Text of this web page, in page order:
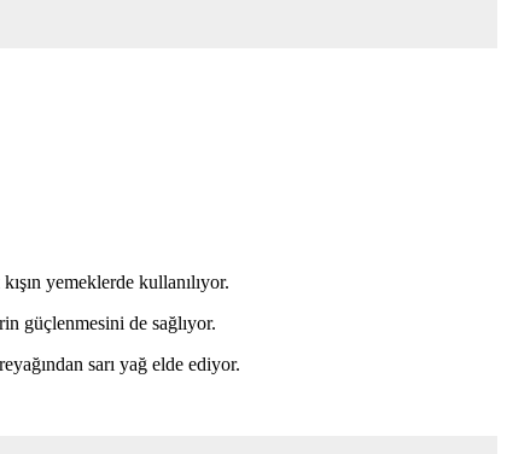
yemeklerde kullanılıyor.
güçlenmesini de sağlıyor.
sarı yağ elde ediyor.